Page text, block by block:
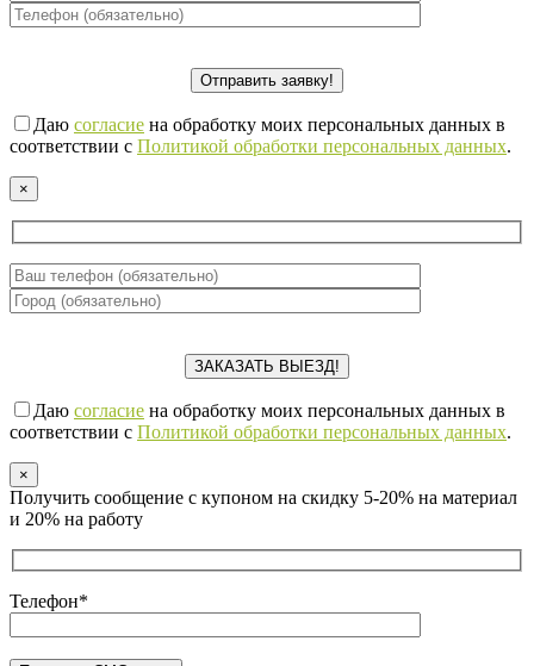
Даю согласие на обработку моих персональных данных в
соответствии с Политикой обработки персональных данных.
×
Даю согласие на обработку моих персональных данных в
соответствии с Политикой обработки персональных данных.
×
Получить сообщение с купоном на скидку 5-20% на материал
и 20% на работу
Телефон*